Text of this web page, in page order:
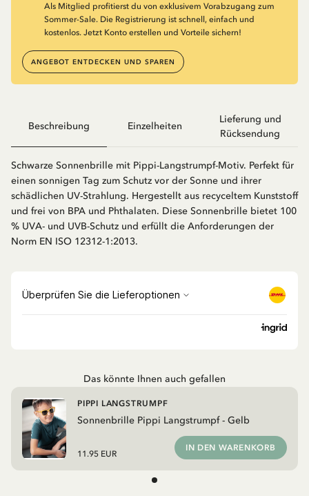
Als Mitglied profitierst du von exklusivem Vorabzugang zum
Sommer-Sale. Die Registrierung ist schnell, einfach und
kostenlos. Jetzt Konto erstellen und Vorteile sichern!
ANGEBOT ENTDECKEN UND SPAREN
Beschreibung Einzelheiten
Lieferung und
Rücksendung
Schwarze Sonnenbrille mit Pippi-Langstrumpf-Motiv. Perfekt für
einen sonnigen Tag zum Schutz vor der Sonne und ihrer
schädlichen UV-Strahlung. Hergestellt aus recyceltem Kunststoff
und frei von BPA und Phthalaten. Diese Sonnenbrille bietet 100
% UVA- und UVB-Schutz und erfüllt die Anforderungen der
Norm EN ISO 12312-1:2013.
Das könnte Ihnen auch gefallen
Sonnenbrille Pippi Langstrumpf - Gelb
PIPPI LANGSTRUMPF
11.95 EUR
IN DEN WARENKORB